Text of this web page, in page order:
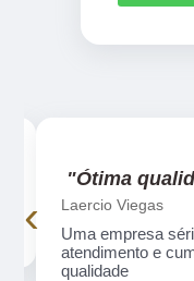
"Ótima
Laercio Viegas
Uma empresa
atendimento e
qualidade
‹